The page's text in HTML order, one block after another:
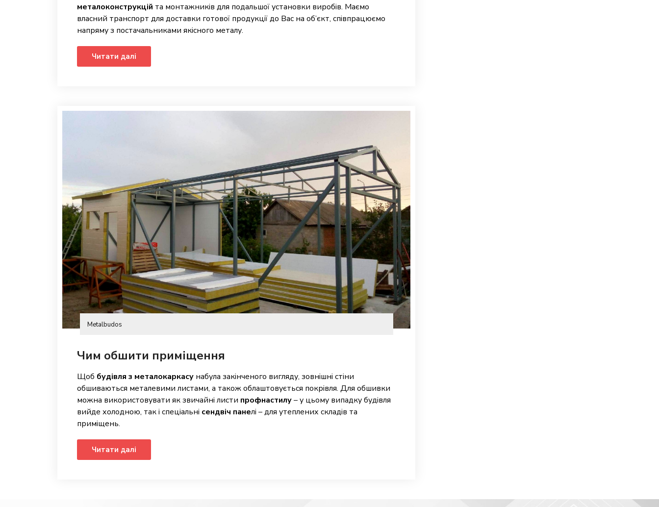
металоконструкцій та монтажників для подальшої установки виробів. Маємо
власний транспорт для доставки готової продукції до Вас на об’єкт, співпрацюємо
напряму з постачальниками якісного металу.
Читати далі
Metalbudos
Чим обшити приміщення
Щоб будівля з металокаркасу набула закінченого вигляду, зовнішні стіни
обшиваються металевими листами, а також облаштовується покрівля. Для обшивки
можна використовувати як звичайні листи профнастилу– у цьому випадку будівля
вийде холодною, так і спеціальні сендвіч панелі – для утеплених складів та
приміщень.
Читати далі